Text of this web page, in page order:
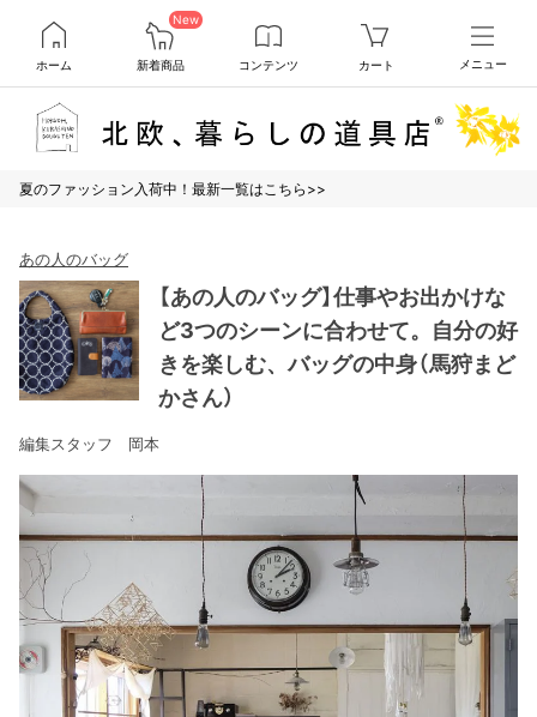
ホーム
New
新着商品 コンテンツ カート メニュー
夏のファッション入荷中！最新一覧はこちら>>
あの人のバッグ
【あの人のバッグ】仕事やお出かけな
ど3つのシーンに合わせて。自分の好
きを楽しむ、バッグの中身（馬狩まど
かさん）
編集スタッフ 岡本